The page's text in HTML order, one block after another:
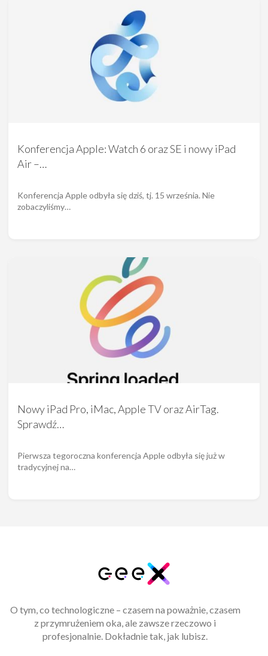
Konferencja Apple: Watch 6 oraz SE i nowy iPad
Air –…
Konferencja Apple odbyła się dziś, tj. 15 września. Nie
zobaczyliśmy…
Nowy iPad Pro, iMac, Apple TV oraz AirTag.
Sprawdź…
Pierwsza tegoroczna konferencja Apple odbyła się już w
tradycyjnej na…
O tym, co technologiczne – czasem na poważnie, czasem
z przymrużeniem oka, ale zawsze rzeczowo i
profesjonalnie. Dokładnie tak, jak lubisz.